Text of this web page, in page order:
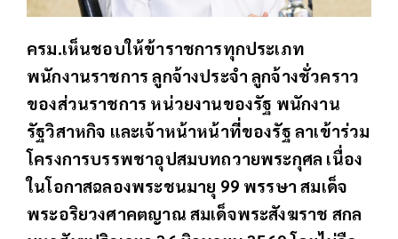
ครม.เห็นชอบให้ข้าราชการทุกประเภท
พนักงานราชการ ลูกจ้างประจำ ลูกจ้างชั่วคราว
ของส่วนราชการ หน่วยงานของรัฐ พนักงาน
รัฐวิสาหกิจ และเจ้าหน้าหน้าที่ของรัฐ ลาเข้าร่วม
โครงการบรรพชาอุปสมบทถวายพระกุศล เนื่อง
ในโอกาสฉลองพระชนมายุ 99 พรรษา สมเด็จ
พระอริยวงศาคตญาณ สมเด็จพระสังฆราช สกล